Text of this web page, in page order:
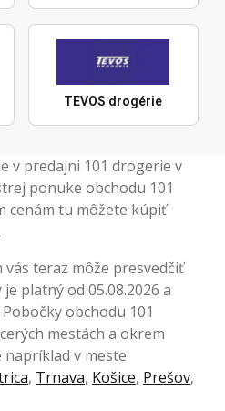
TEVOS drogérie
v predajni 101 drogerie v
ponuke obchodu 101
cenám tu môžete kúpiť
teraz môže presvedčiť
platný od 05.08.2026 a
Pobočky obchodu 101
mestách a okrem
napríklad v meste
, Trnava, Košice, Prešov,